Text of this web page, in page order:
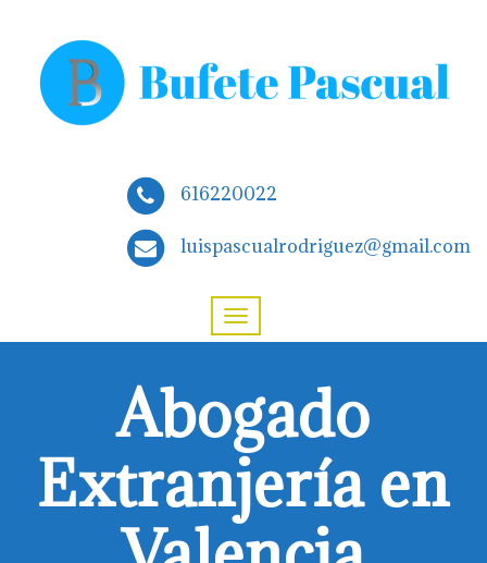
616220022
luispascualrodriguez@gmail.com
Abogado
Extranjería en